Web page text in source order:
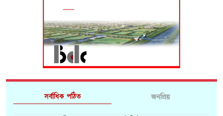
সর্বাধিক পঠিত জনপ্রিয়